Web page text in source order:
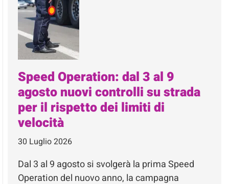
Speed Operation: dal 3 al 9
agosto nuovi controlli su strada
per il rispetto dei limiti di
velocità
30 Luglio 2026
Dal 3 al 9 agosto si svolgerà la prima Speed
Operation del nuovo anno, la campagna